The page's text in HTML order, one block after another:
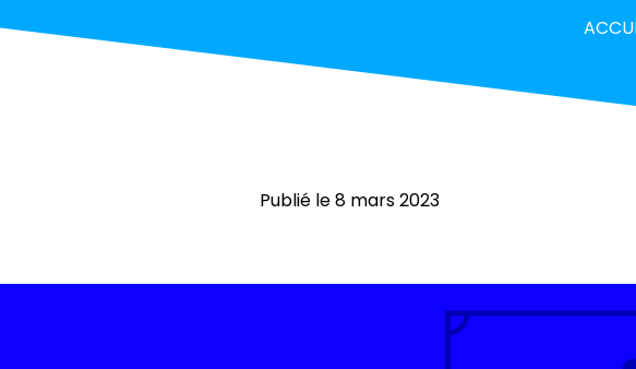
Publié le 8 mars 2023